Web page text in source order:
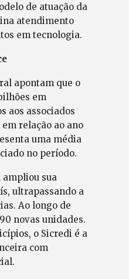
de atuação da
atendimento
em tecnologia.
apontam que o
em
aos associados
relação ao ano
uma média
no período.
sua
ultrapassando a
Ao longo de
novas unidades.
o Sicredi é a
com